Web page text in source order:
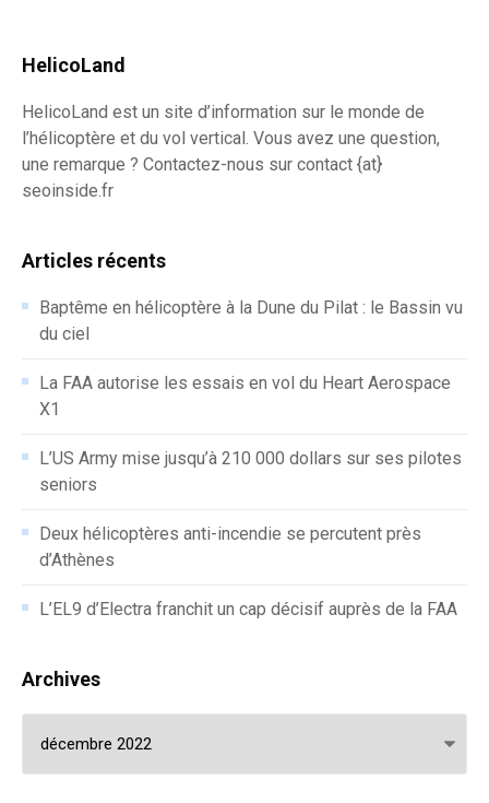
HelicoLand
HelicoLand est un site d’information sur le monde de
l’hélicoptère et du vol vertical. Vous avez une question,
une remarque ? Contactez-nous sur contact {at}
seoinside.fr
Articles récents
Baptême en hélicoptère à la Dune du Pilat : le Bassin vu
du ciel
La FAA autorise les essais en vol du Heart Aerospace
X1
L’US Army mise jusqu’à 210 000 dollars sur ses pilotes
seniors
Deux hélicoptères anti-incendie se percutent près
d’Athènes
L’EL9 d’Electra franchit un cap décisif auprès de la FAA
Archives